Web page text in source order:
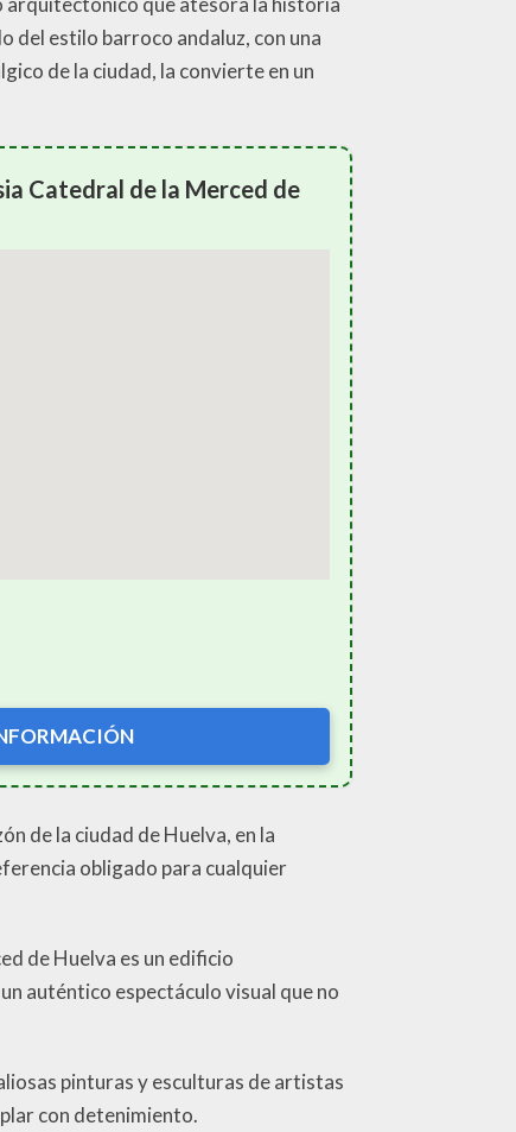
del estilo barroco andaluz, con una
de la ciudad, la convierte en un
Catedral de la Merced de
de la ciudad de Huelva, en la
obligado para cualquier
de Huelva es un edificio
auténtico espectáculo visual que no
pinturas y esculturas de artistas
con detenimiento.